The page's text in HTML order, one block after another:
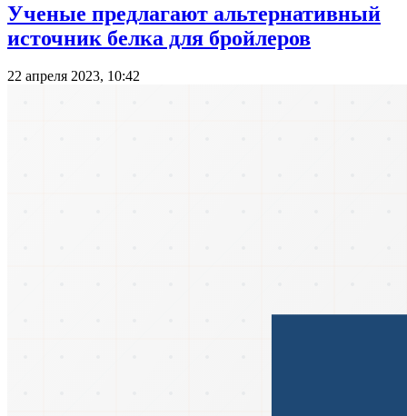
Ученые предлагают альтернативный
источник белка для бройлеров
22 апреля 2023, 10:42